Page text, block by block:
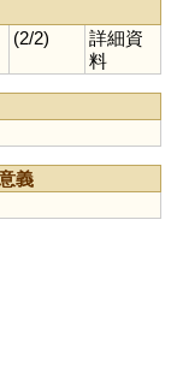
(2/2)
詳細資
料
義